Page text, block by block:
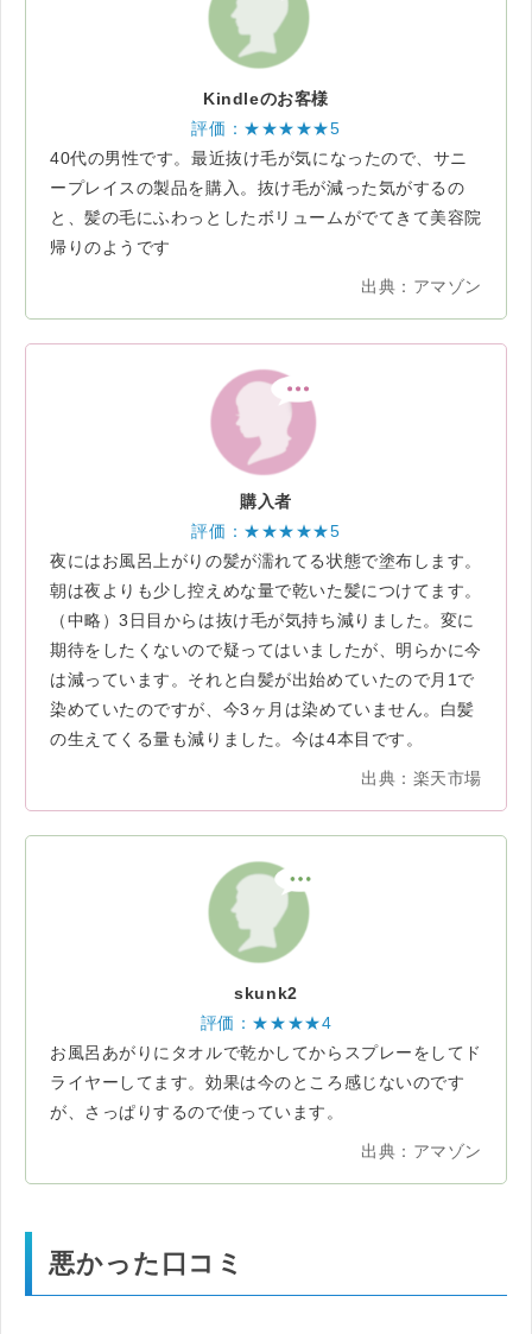
Kindleのお客様
評価：★★★★★5
40代の男性です。最近抜け毛が気になったので、サニ
ープレイスの製品を購入。抜け毛が減った気がするの
と、髪の毛にふわっとしたボリュームがでてきて美容院
帰りのようです
出典：アマゾン
購入者
評価：★★★★★5
夜にはお風呂上がりの髪が濡れてる状態で塗布します。
朝は夜よりも少し控えめな量で乾いた髪につけてます。
（中略）3日目からは抜け毛が気持ち減りました。変に
期待をしたくないので疑ってはいましたが、明らかに今
は減っています。それと白髪が出始めていたので月1で
染めていたのですが、今3ヶ月は染めていません。白髪
の生えてくる量も減りました。今は4本目です。
出典：楽天市場
skunk2
評価：★★★★4
お風呂あがりにタオルで乾かしてからスプレーをしてド
ライヤーしてます。効果は今のところ感じないのです
が、さっぱりするので使っています。
出典：アマゾン
悪かった口コミ